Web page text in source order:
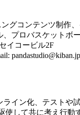
グコンテンツ制作
プロバスケットボ
イコービル2F
pandastudio@kiban.jp
イン化、テスト
して共に考え行動